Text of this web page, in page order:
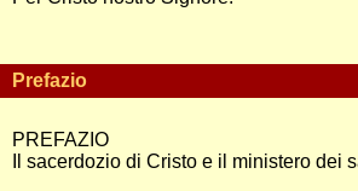
Prefazio
PREFAZIO
Il sacerdozio di Cristo e il ministero dei